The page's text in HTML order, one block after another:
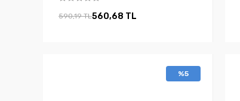
590,19 TL560,68 TL
%5